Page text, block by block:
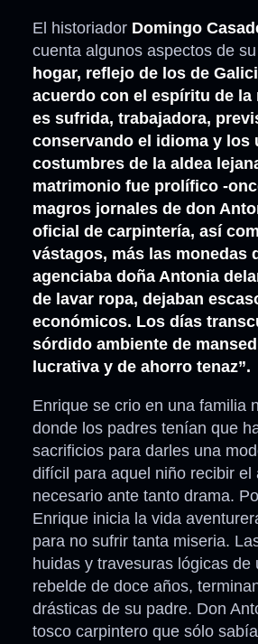
El historiador Domingo
cuenta algunos aspectos de
hogar, reflejo de los de
acuerdo con el espíritu de la
es sufrida, trabajadora,
conservando el idioma y los
costumbres de la aldea
matrimonio fue prolífico -
magros jornales de don
oficial de carpintería, así
vástagos, más las monedas
agenciaba doña Antonia
de lavar ropa, dejaban
económicos. Los días
sórdido ambiente de
lucrativa y de ahorro tenaz”.
Enrique se crio en una familia
donde los padres tenían que
sacrificios para darles una
difícil para aquel niño recibir el
necesario ante tanto drama.
Enrique inicia la vida
para no sufrir tanta miseria.
huidas y travesuras lógicas de
rebelde de doce años,
drásticas de su padre. Don
tosco carpintero que sólo